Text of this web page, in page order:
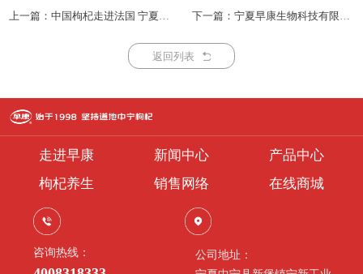
上一篇：中国枸杞走进法国 宁夏枸杞法国推介会受追捧 下一篇：宁夏早康生物科技有限公司10款枸杞干果产品获香港优质“正“印认证
返回列表
走进早康 新闻中心
产品中心
枸杞养生
销售网络 在线商城
咨询热线：
公司地址：